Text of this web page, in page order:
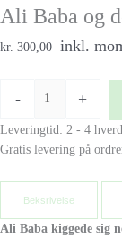
Ali Baba og
kr. 300,00 inkl.
- +
Leveringtid: 2 - 4
Gratis levering på
Beksrivelse
Ali Baba kiggede sig